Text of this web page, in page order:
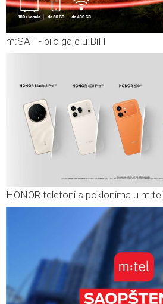
m:SAT - bilo gdje u BiH
HONOR telefoni s poklonima u